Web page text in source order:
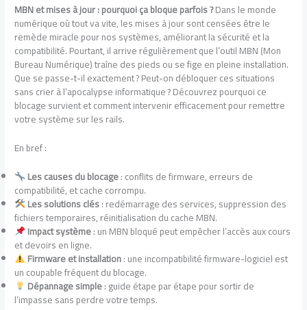
MBN et mises à jour : pourquoi ça bloque parfois ?Dans le monde
numérique où tout va vite, les mises à jour sont censées être le
remède miracle pour nos systèmes, améliorant la sécurité et la
compatibilité. Pourtant, il arrive régulièrement que l’outil MBN (Mon
Bureau Numérique) traîne des pieds ou se fige en pleine installation.
Que se passe-t-il exactement ? Peut-on débloquer ces situations
sans crier à l’apocalypse informatique ? Découvrez pourquoi ce
blocage survient et comment intervenir efficacement pour remettre
votre système sur les rails.
En bref :
Les causes du blocage: conflits de firmware, erreurs de
compatibilité, et cache corrompu.
Les solutions clés: redémarrage des services, suppression des
fichiers temporaires, réinitialisation du cache MBN.
Impact système: un MBN bloqué peut empêcher l’accès aux cours
et devoirs en ligne.
Firmware et installation: une incompatibilité firmware-logiciel est
un coupable fréquent du blocage.
Dépannage simple: guide étape par étape pour sortir de
l’impasse sans perdre votre temps.